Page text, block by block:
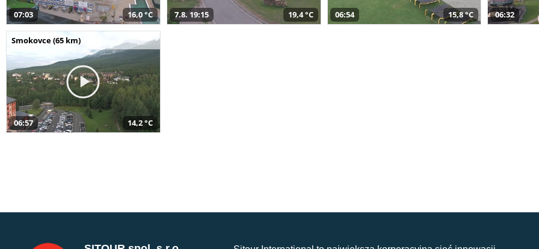
07:03 16,0 °C 7.8. 19:15 19,4 °C 06:54 15,8 °C 06:32
Smokovce (65 km)
06:57 14,2 °C